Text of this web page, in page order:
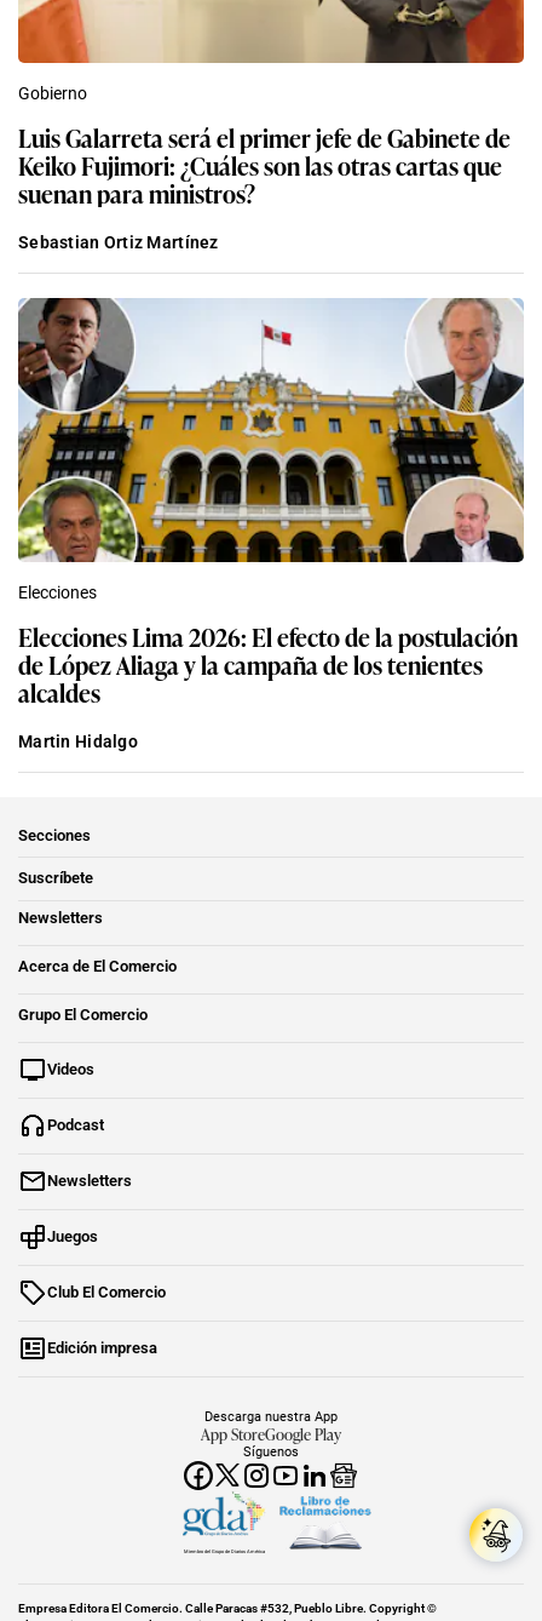
Gobierno
Luis Galarreta será el primer jefe de Gabinete de
Keiko Fujimori: ¿Cuáles son las otras cartas que
suenan para ministros?
Sebastian Ortiz Martínez
Elecciones
Elecciones Lima 2026: El efecto de la postulación
de López Aliaga y la campaña de los tenientes
alcaldes
Martin Hidalgo
Secciones
Suscríbete
Newsletters
Acerca de El Comercio
Grupo El Comercio
Videos
Podcast
Newsletters
Juegos
Club El Comercio
Edición impresa
Síguenos
Descarga nuestra App
App StoreGoogle Play
Miembro del Grupo de Diarios América
Empresa Editora El Comercio. Calle Paracas #532, Pueblo Libre. Copyright ©